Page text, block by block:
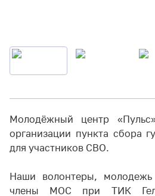
Молодёжный центр
организации пункта сбора
для участников СВО.
Наши волонтеры, молодежь
члены МОС при ТИК